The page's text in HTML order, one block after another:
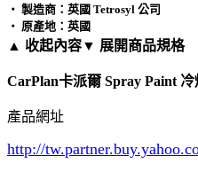
‧ 製造商：英國 Tetrosyl 公司
‧ 原產地：英國
▲ 收起內容▼ 展開商品規格
CarPlan卡派爾 Spray Paint
產品網址
http://